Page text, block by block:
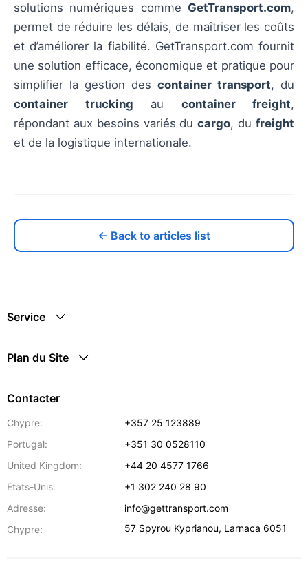
solutions numériques comme GetTransport.com,
permet de réduire les délais, de maîtriser les coûts
et d’améliorer la fiabilité. GetTransport.com fournit
une solution efficace, économique et pratique pour
simplifier la gestion des container transport, du
container trucking au container freight,
répondant aux besoins variés ducargo, dufreight
et de la logistique internationale.
← Back to articles list
Service
Plan du Site
Contacter
Chypre:
+357 25 123889
Portugal:
+351 30 0528110
United Kingdom:
+44 20 4577 1766
Etats-Unis:
+1 302 240 28 90
Adresse:
info@gettransport.com
Chypre:
57 Spyrou Kyprianou, Larnaca 6051